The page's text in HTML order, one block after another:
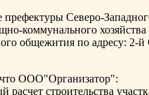
Северо-
коммунального хозяйства
общежития по адресу: 2-
ООО"Организатор":
расчет строительства